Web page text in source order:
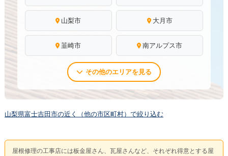
山梨市 大月市
韮崎市 南アルプス市
その他のエリアを見る
山梨県富士吉田市の近く（他の市区町村）で絞り込む
屋根修理の工事店には板金屋さん、瓦屋さんなど、それぞれ得意とする屋